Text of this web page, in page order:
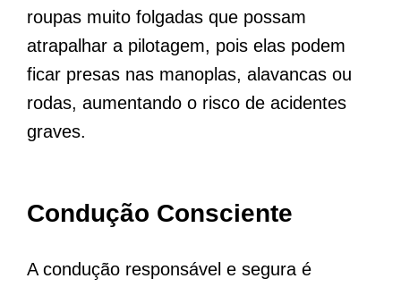
roupas muito folgadas que possam
atrapalhar a pilotagem, pois elas podem
ficar presas nas manoplas, alavancas ou
rodas, aumentando o risco de acidentes
graves.
Condução Consciente
A condução responsável e segura é